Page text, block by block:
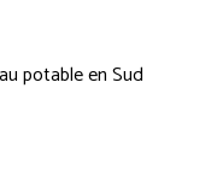
potable en Sud